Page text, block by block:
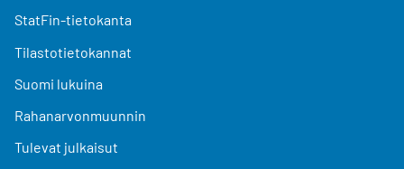
StatFin-tietokanta
Tilastotietokannat
Suomi lukuina
Rahanarvonmuunnin
Tulevat julkaisut